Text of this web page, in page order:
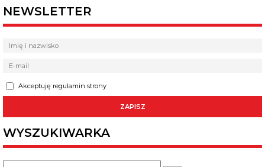
NEWSLETTER
Akceptuję regulamin strony
WYSZUKIWARKA